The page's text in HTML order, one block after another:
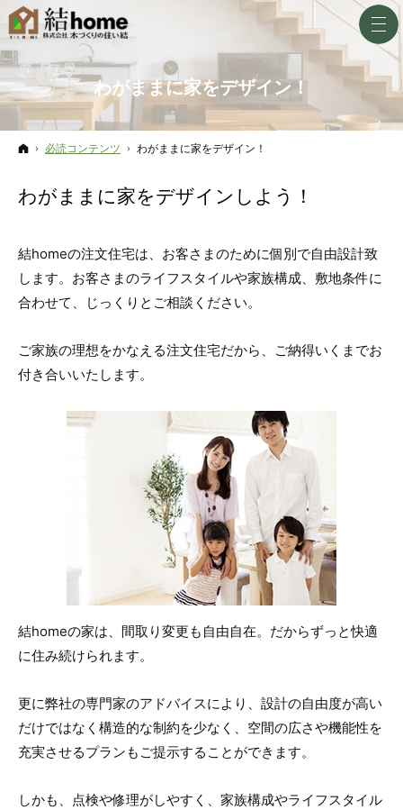
わがままに家をデザイン！
ホーム
必読コンテンツ わがままに家をデザイン！
わがままに家をデザインしよう！
結homeの注文住宅は、お客さまのために個別で自由設計致
します。お客さまのライフスタイルや家族構成、敷地条件に
合わせて、じっくりとご相談ください。
ご家族の理想をかなえる注文住宅だから、ご納得いくまでお
付き合いいたします。
結homeの家は、間取り変更も自由自在。だからずっと快適
に住み続けられます。
更に弊社の専門家のアドバイスにより、設計の自由度が高い
だけではなく構造的な制約を少なく、空間の広さや機能性を
充実させるプランもご提示することができます。
しかも、点検や修理がしやすく、家族構成やライフスタイル